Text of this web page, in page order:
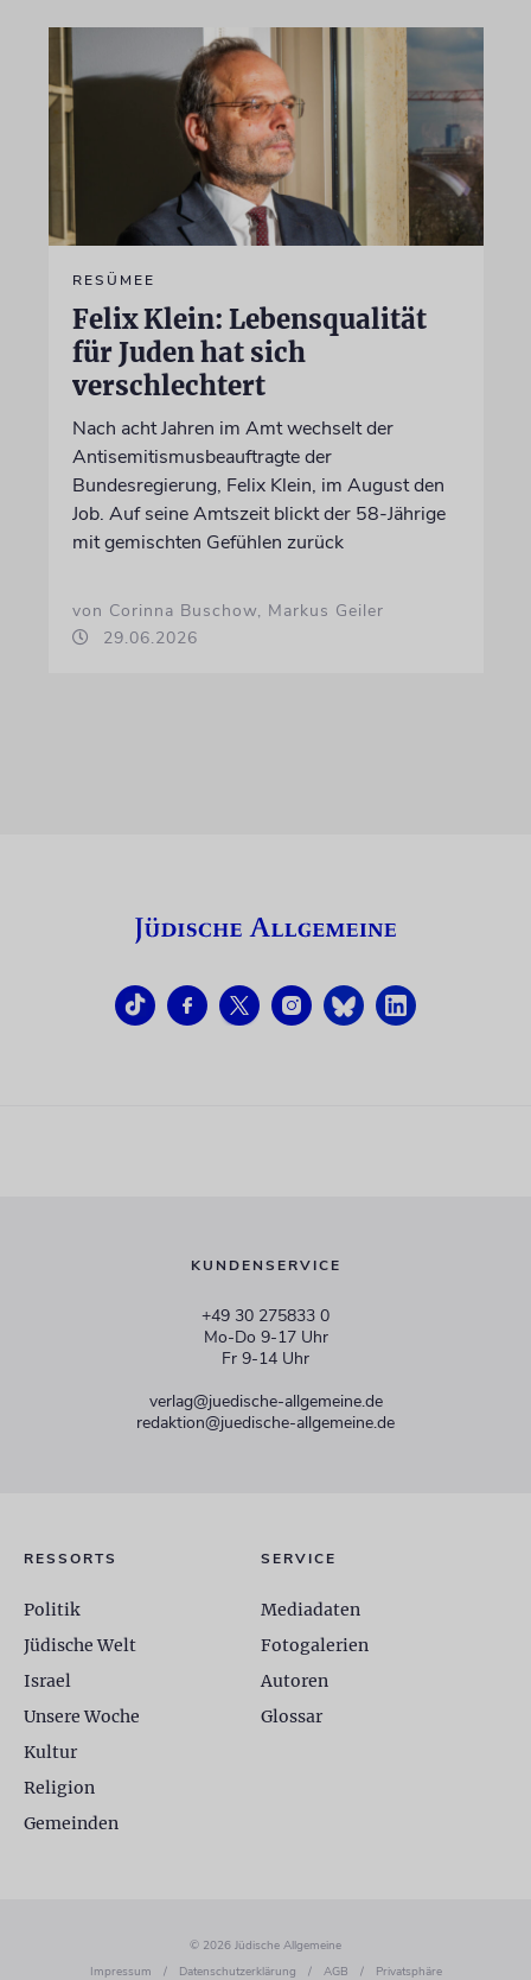
RESÜMEE
Felix Klein: Lebensqualität
für Juden hat sich
verschlechtert
Nach acht Jahren im Amt wechselt der
Antisemitismusbeauftragte der
Bundesregierung, Felix Klein, im August den
Job. Auf seine Amtszeit blickt der 58-Jährige
mit gemischten Gefühlen zurück
von Corinna Buschow, Markus Geiler
29.06.2026
KUNDENSERVICE
+49 30 275833 0
Mo-Do 9-17 Uhr
Fr 9-14 Uhr
verlag@juedische-allgemeine.de
redaktion@juedische-allgemeine.de
RESSORTS
Politik
Jüdische Welt
Israel
Unsere Woche
Kultur
Religion
Gemeinden
SERVICE
Mediadaten
Fotogalerien
Autoren
Glossar
© 2026 Jüdische Allgemeine
Impressum
/ Datenschutzerklärung / AGB / Privatsphäre